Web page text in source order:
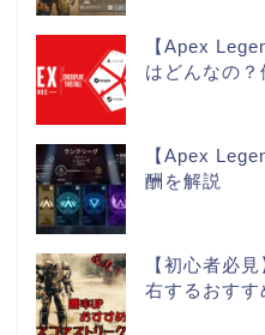
【Apex
はどんなの？
【Apex
酬を解説
【初心者必
右するおすす